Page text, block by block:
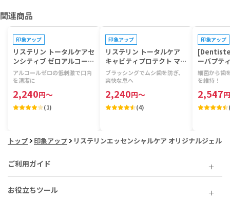
関連商品
プレゼントキャンペーン対象
印象アップ
リステリン トータルケアセ
ンシティブ ゼロアルコール
マウスウォッシュ 【1本10
00ml】
アルコールゼロの低刺激で口内
を清潔に
2,240円～
(1)
印象アップ
リステリン トータルケア
キャビティプロテクト マウ
スウォッシュ 【1本1000m
l】
ブラッシングでムシ歯を防ぎ、
爽快な息へ
2,240円～
(4)
印象アップ
ーバプテ
細菌から歯
を維持！
2,547円
トップ 印象アップ リステリンエッセンシャルケア オリジナルジェル
ご利用ガイド
お役立ちツール